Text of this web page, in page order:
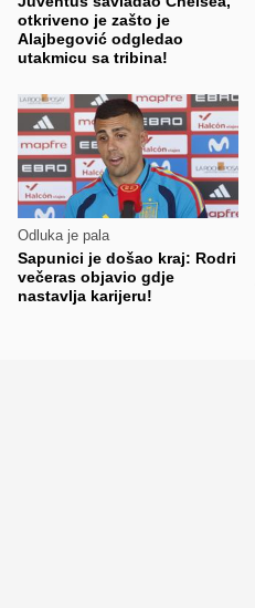
otkriveno je zašto je
Alajbegović odgledao
utakmicu sa tribina!
Odluka je pala
Sapunici je došao kraj: Rodri
večeras objavio gdje
nastavlja karijeru!